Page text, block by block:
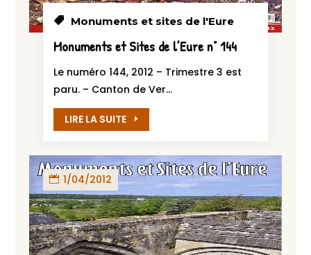
Monuments et sites de l'Eure
Monuments et Sites de l’Eure n° 144
Le numéro 144, 2012 – Trimestre 3 est
paru. – Canton de Ver...
LIRE LA SUITE
1/04/2012